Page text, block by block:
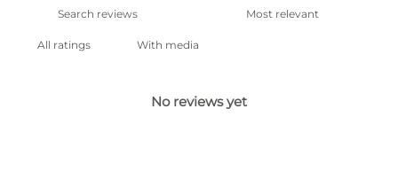
With media
No reviews yet